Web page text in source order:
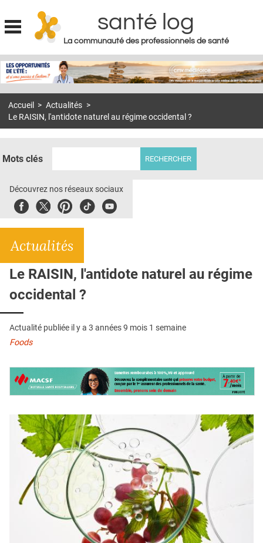
Jump to navigation
santé log
La communauté des professionnels de santé
MON COMPTE
S'ABONNER À LA REVUE SOIN À DOMICILE
DOSSIERS
E-REVUE SAD
L'APP
QUI SOMMES-NOUS ?
PUBLICITÉ
CONDITIONS GÉNÉRALES
CONTACT
Accueil > Actualités >
Le RAISIN, l'antidote naturel au régime occidental ?
Mots clés
Découvrez nos réseaux sociaux
FacebookTwitterPinterest
TiktokYoubute
Actualités
Le RAISIN, l'antidote naturel au régime
occidental ?
Actualité publiée il y a 3 années 9 mois 1 semaine
Foods